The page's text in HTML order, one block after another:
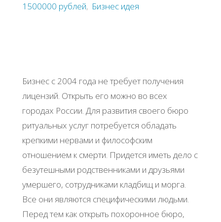
1500000 рублей, Бизнес идея
Бизнес с 2004 года не требует получения
лицензий. Открыть его можно во всех
городах России. Для развития своего бюро
ритуальных услуг потребуется обладать
крепкими нервами и философским
отношением к смерти. Придется иметь дело с
безутешными родственниками и друзьями
умершего, сотрудниками кладбищ и морга.
Все они являются специфическими людьми.
Перед тем как открыть похоронное бюро,